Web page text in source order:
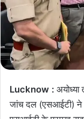
Lucknow :
जांच दल (एसआईटी) ने